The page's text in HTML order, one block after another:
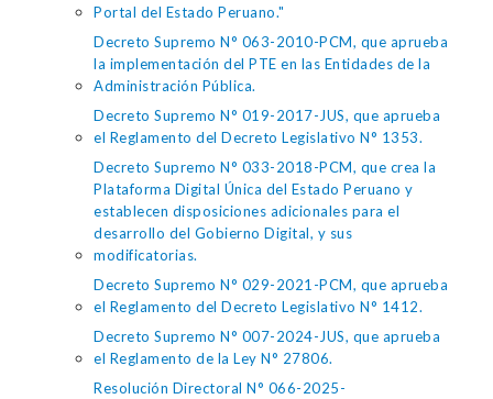
Portal del Estado Peruano."
Decreto Supremo N° 063-2010-PCM, que aprueba
la implementación del PTE en las Entidades de la
Administración Pública.
Decreto Supremo N° 019-2017-JUS, que aprueba
el Reglamento del Decreto Legislativo N° 1353.
Decreto Supremo N° 033-2018-PCM, que crea la
Plataforma Digital Única del Estado Peruano y
establecen disposiciones adicionales para el
desarrollo del Gobierno Digital, y sus
modificatorias.
Decreto Supremo N° 029-2021-PCM, que aprueba
el Reglamento del Decreto Legislativo N° 1412.
Decreto Supremo N° 007-2024-JUS, que aprueba
el Reglamento de la Ley N° 27806.
Resolución Directoral N° 066-2025-